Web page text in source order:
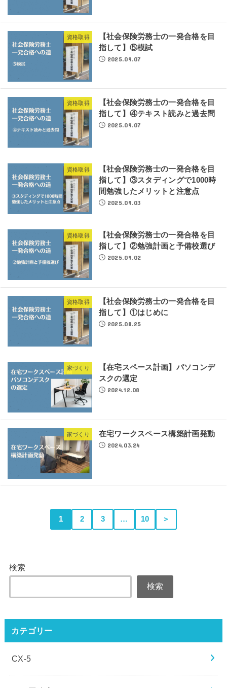
資格取得
【社会保険労務士の一発合格を目
指して】⑤模試
2025.09.07
資格取得
【社会保険労務士の一発合格を目
指して】④テキスト読みと過去問
2025.09.07
資格取得
【社会保険労務士の一発合格を目
指して】③スタディングで1000時
間勉強したメリットと注意点
2025.09.03
資格取得
【社会保険労務士の一発合格を目
指して】②勉強計画と予備校選び
2025.09.02
資格取得
【社会保険労務士の一発合格を目
指して】①はじめに
2025.08.25
家づくり
【在宅スペース計画】パソコンデ
スクの選定
2024.12.08
家づくり 在宅ワークスペース構築計画発動
2024.03.24
1 2 3 … 10 ＞
検索
検索
カテゴリー
CX-5